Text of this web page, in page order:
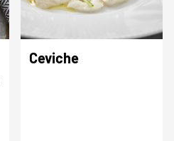
Ceviche